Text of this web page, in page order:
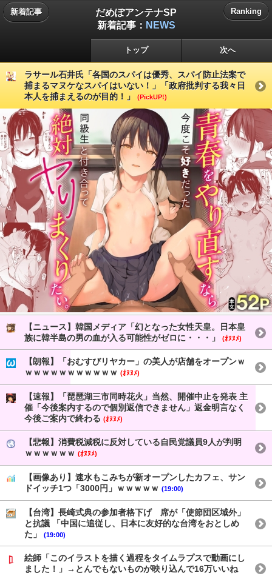
新着記事
だめぽアンテナSP
新着記事： NEWS
Ranking
トップ 次へ
ラサール石井氏「各国のスパイは優秀、スパイ防止法案で
捕まるマヌケなスパイはいない！」「政府批判する我々日
本人を捕まえるのが目的！」
(PickUP!)
【ニュース】韓国メディア「幻となった女性天皇。日本皇
族に韓半島の男の血が入る可能性がゼロに・・・」
(ｵﾇﾇﾒ)
【朗報】「おむすびリヤカー」の美人が店舗をオープンｗ
ｗｗｗｗｗｗｗｗｗｗｗ (ｵﾇﾇﾒ)
【速報】「琵琶湖三市同時花火」当然、開催中止を発表 主
催「今後案内するので個別返信できません」返金明言なく
今後ご案内で終わる (ｵﾇﾇﾒ)
【悲報】消費税減税に反対している自民党議員9人が判明
ｗｗｗｗｗｗ (ｵﾇﾇﾒ)
【画像あり】速水もこみちが新オープンしたカフェ、サン
ドイッチ1つ「3000円」ｗｗｗｗｗ (19:00)
【台湾】長崎式典の参加者格下げ 席が「使節団区域外」
と抗議 「中国に追従し、日本に友好的な台湾をおとしめ
た」
(19:00)
絵師「このイラストを描く過程をタイムラプスで動画にし
ました！」→とんでもないものが映り込んで16万いいね